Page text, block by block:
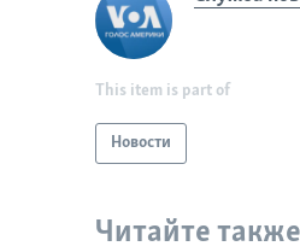
This item is part of
Новости
Читайте также